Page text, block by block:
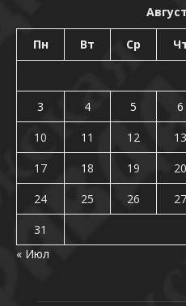
Пн Вт Ср
3
4 5 6
10
11 12 13
17
18 19 20
24
25 26 27
31
« Июл